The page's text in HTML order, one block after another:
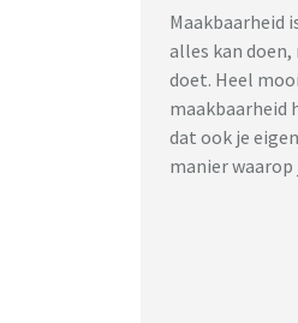
Maakbaarheid
alles kan
doet. Heel
maakbaarheid
dat ook je
manier waarop